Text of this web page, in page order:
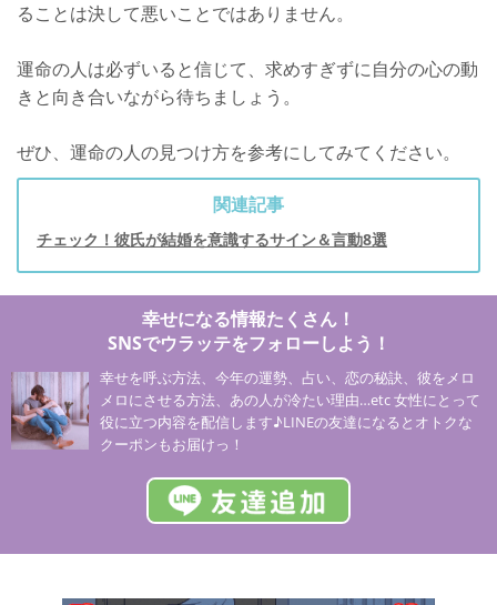
ることは決して悪いことではありません。
運命の人は必ずいると信じて、求めすぎずに自分の心の動
きと向き合いながら待ちましょう。
ぜひ、運命の人の見つけ方を参考にしてみてください。
関連記事
チェック！彼氏が結婚を意識するサイン＆言動8選
幸せになる情報たくさん！
SNSでウラッテをフォローしよう！
幸せを呼ぶ方法、今年の運勢、占い、恋の秘訣、彼をメロ
メロにさせる方法、あの人が冷たい理由…etc 女性にとって
役に立つ内容を配信します♪LINEの友達になるとオトクな
クーポンもお届けっ！